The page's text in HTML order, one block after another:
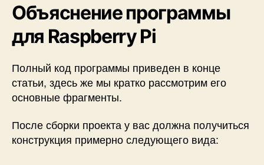
Объяснение программы
для Raspberry Pi
Полный код программы приведен в конце
статьи, здесь же мы кратко рассмотрим его
основные фрагменты.
После сборки проекта у вас должна получиться
конструкция примерно следующего вида: